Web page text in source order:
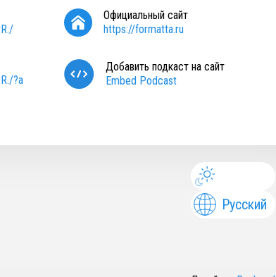
Официальный сайт
https://formatta.ru
?a
Добавить подкаст на сайт
Embed Podcast
Русский